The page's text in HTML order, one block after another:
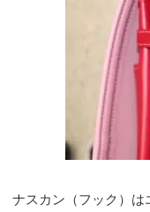
ナスカン（フック）